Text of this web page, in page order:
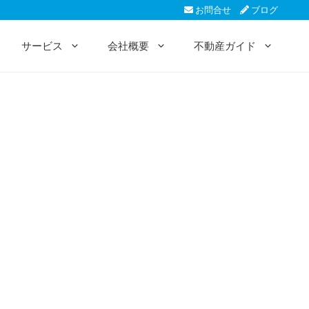
お問合せ ブログ
サービス 会社概要 不動産ガイド